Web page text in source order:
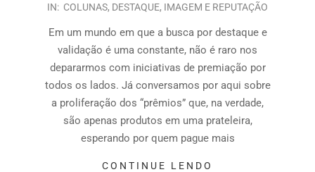
IN: COLUNAS, DESTAQUE, IMAGEM E REPUTAÇÃO
Em um mundo em que a busca por destaque e
validação é uma constante, não é raro nos
depararmos com iniciativas de premiação por
todos os lados. Já conversamos por aqui sobre
a proliferação dos “prêmios” que, na verdade,
são apenas produtos em uma prateleira,
esperando por quem pague mais
CONTINUE LENDO